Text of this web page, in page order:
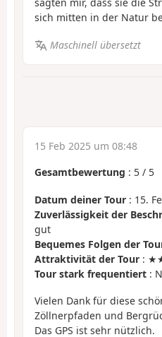
sagten mir, dass sie die
sich mitten in der Natur
Maschinell übersetzt
15 Feb 2025 um 08:48
Gesamtbewertung : 5 / 5
Datum deiner Tour : 15.
Zuverlässigkeit der
gut
Bequemes Folgen der
Attraktivität der Tour :
Tour stark frequentiert :
Vielen Dank für diese
Zöllnerpfaden und
Das GPS ist sehr nützlich.